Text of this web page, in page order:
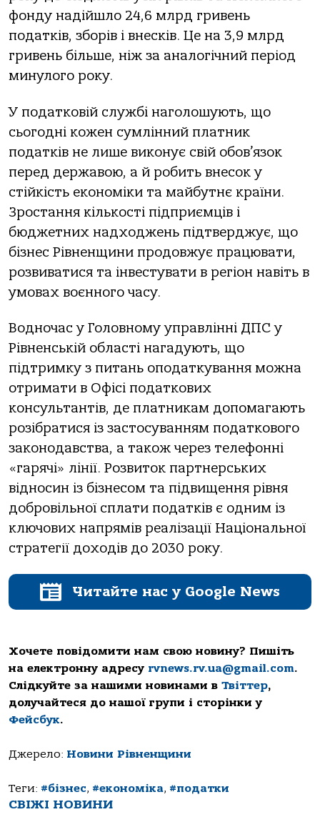
фонду надійшло 24,6 млрд гривень
податків, зборів і внесків. Це на 3,9 млрд
гривень більше, ніж за аналогічний період
минулого року.
У податковій службі наголошують, що
сьогодні кожен сумлінний платник
податків не лише виконує свій обов’язок
перед державою, а й робить внесок у
стійкість економіки та майбутнє країни.
Зростання кількості підприємців і
бюджетних надходжень підтверджує, що
бізнес Рівненщини продовжує працювати,
розвиватися та інвестувати в регіон навіть в
умовах воєнного часу.
Водночас у Головному управлінні ДПС у
Рівненській області нагадують, що
підтримку з питань оподаткування можна
отримати в Офісі податкових
консультантів, де платникам допомагають
розібратися із застосуванням податкового
законодавства, а також через телефонні
«гарячі» лінії. Розвиток партнерських
відносин із бізнесом та підвищення рівня
добровільної сплати податків є одним із
ключових напрямів реалізації Національної
стратегії доходів до 2030 року.
Читайте нас у Google News
Хочете повідомити нам свою новину? Пишіть
на електронну адресу rvnews.rv.ua@gmail.com.
Слідкуйте за нашими новинами в Твіттер,
долучайтеся до нашої групи і сторінки у
Фейсбук.
Джерело: Новини Рівненщини
Теги: #бізнес, #економіка, #податки
СВІЖІ НОВИНИ